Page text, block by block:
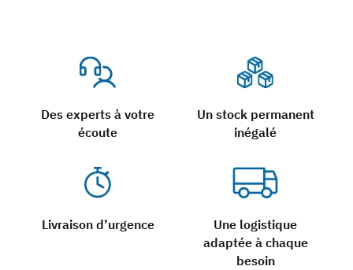
Des experts à votre
écoute
Un stock permanent
inégalé
Livraison d’urgence
Une logistique
adaptée à chaque
besoin